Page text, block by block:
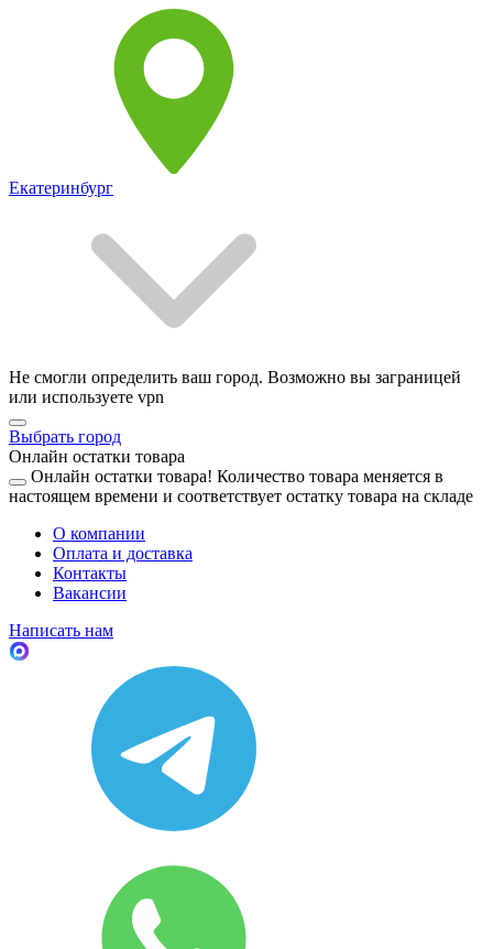
Екатеринбург
Не смогли определить ваш город. Возможно вы заграницей
или используете vpn
Выбрать город
Онлайн остатки товара
Онлайн остатки товара! Количество товара меняется в
настоящем времени и соответствует остатку товара на складе
О компании
Оплата и доставка
Контакты
Вакансии
Написать нам